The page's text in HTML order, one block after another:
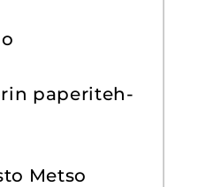
pa­pe­ri­teh­
Metso